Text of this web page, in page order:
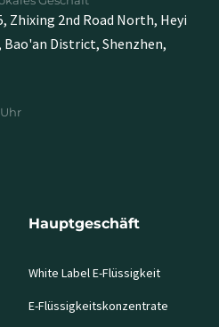
Zhixing 2nd Road North, Heyi
Bao'an District, Shenzhen,
Hauptgeschäft
White Label E-Flüssigkeit
E-Flüssigkeitskonzentrate